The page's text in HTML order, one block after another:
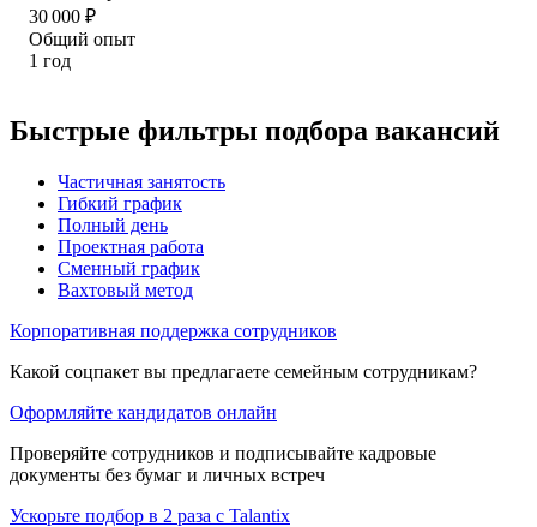
30 000 ₽
Общий опыт
1 год
Быстрые фильтры подбора вакансий
Частичная занятость
Гибкий график
Полный день
Проектная работа
Сменный график
Вахтовый метод
Корпоративная поддержка сотрудников
Какой соцпакет вы предлагаете семейным сотрудникам?
Оформляйте кандидатов онлайн
Проверяйте сотрудников и подписывайте кадровые
документы без бумаг и личных встреч
Ускорьте подбор в 2 раза с Talantix